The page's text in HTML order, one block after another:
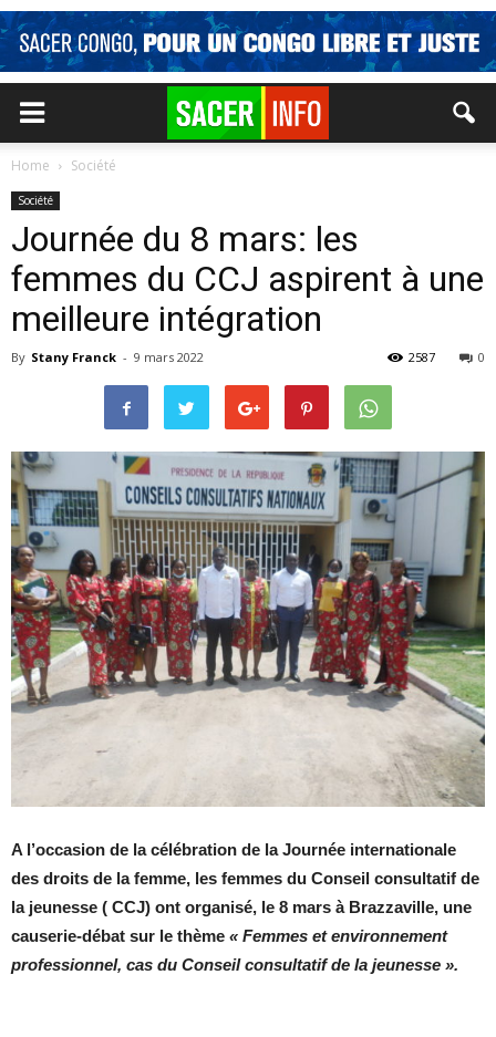
Home Société
Société
Journée du 8 mars: les
femmes du CCJ aspirent à une
meilleure intégration
By Stany Franck - 9 mars 2022 0
2587
A l’occasion de la célébration de la Journée internationale
des droits de la femme, les femmes du Conseil consultatif de
la jeunesse ( CCJ) ont organisé, le 8 mars à Brazzaville, une
causerie-débat sur le thème « Femmes et environnement
professionnel, cas du Conseil consultatif de la jeunesse ».